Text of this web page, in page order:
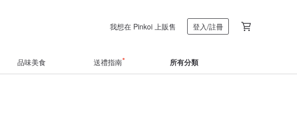
我想在 Pinkoi 上販售 登入/註冊
品味美食 送禮指南 所有分類